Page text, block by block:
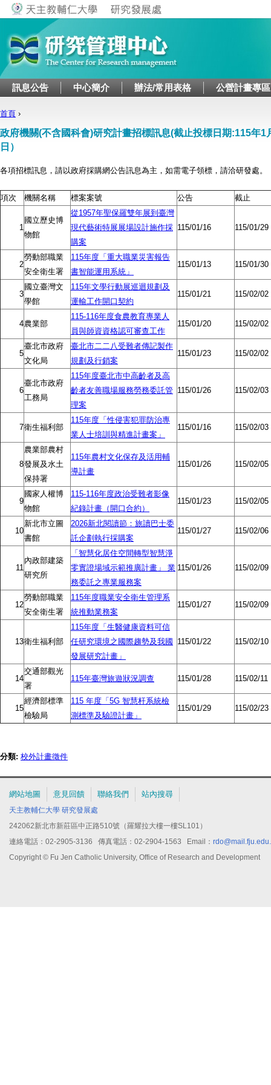
Jump to navigation
訊息公告 中心簡介 辦法/常用表格 公營計畫專區
您在這裡
首頁 ›
政府機關(不含國科會)研究計畫招標訊息(截止投標日期:115年1
日）
各項招標訊息，請以政府採購網公告訊息為主，如需電子領標，請洽研發處。
項次 機關名稱 標案案號 公告 截止
1
國立歷史博
物館
從1957年聖保羅雙年展到臺灣
現代藝術特展展場設計施作採
購案
115/01/16 115/01/29
2
勞動部職業
安全衛生署
115年度「重大職業災害報告
書智能運用系統」
115/01/13 115/01/30
3
國立臺灣文
學館
115年文學行動展巡迴規劃及
運輸工作開口契約
115/01/21 115/02/02
4農業部
115-116年度食農教育專業人
員與師資資格認可審查工作
115/01/20 115/02/02
5
臺北市政府
文化局
臺北市二二八受難者傳記製作
規劃及行銷案
115/01/23 115/02/02
6
臺北市政府
工務局
115年度臺北市中高齡者及高
齡者友善職場服務勞務委託管
理案
115/01/26 115/02/03
7衛生福利部
115年度「性侵害犯罪防治專
業人士培訓與精進計畫案」
115/01/16 115/02/03
8
農業部農村
發展及水土
保持署
115年農村文化保存及活用輔
導計畫
115/01/26 115/02/05
9
國家人權博
物館
115-116年度政治受難者影像
紀錄計畫（開口合約）
115/01/23 115/02/05
10
新北市立圖
書館
2026新北閱讀節：旅讀巴士委
託企劃執行採購案
115/01/27 115/02/06
11
內政部建築
研究所
「智慧化居住空間轉型智慧淨
零實證場域示範推廣計畫」 業
務委託之專業服務案
115/01/26 115/02/09
12
勞動部職業
安全衛生署
115年度職業安全衛生管理系
統推動業務案
115/01/27 115/02/09
13衛生福利部
115年度「生醫健康資料可信
任研究環境之國際趨勢及我國
發展研究計畫」
115/01/22 115/02/10
14
交通部觀光
署
115年臺灣旅遊狀況調查 115/01/28 115/02/11
15
經濟部標準
檢驗局
115 年度「5G 智慧杆系統檢
測標準及驗證計畫」
115/01/29 115/02/23
分類: 校外計畫徵件
網站地圖 意見回饋 聯絡我們 站內搜尋
天主教輔仁大學 研究發展處
242062新北市新莊區中正路510號（羅耀拉大樓一樓SL101）
連絡電話：02-2905-3136 傳真電話：02-2904-1563 Email：
Copyright © Fu Jen Catholic University, Office of Research and Development